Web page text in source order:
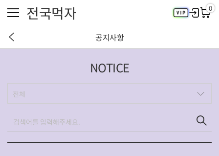
최근 검색어가 없습니다.
인기 검색어
전국먹자 0
공지사항
NOTICE
전체